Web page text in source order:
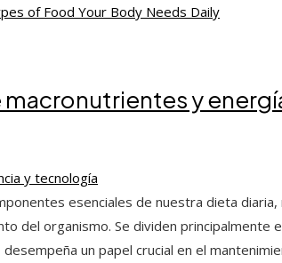
macronutrientes y
y tecnología
esenciales de nuestra dieta
del organismo. Se dividen principalmente
un papel crucial en el